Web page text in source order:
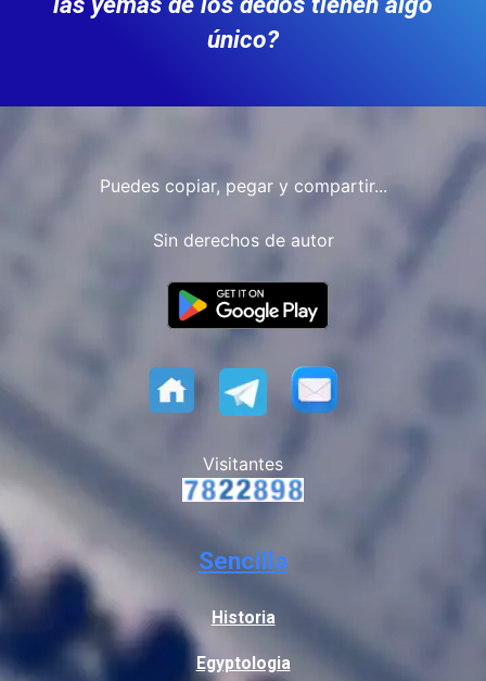
único?
Puedes copiar, pegar y compartir...
Sin derechos de autor
Visitantes
Sencilla
Historia
Egyptologia